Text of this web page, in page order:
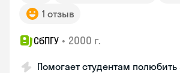
1 отзыв
СбПГУ • 2000 г.
Помогает студентам